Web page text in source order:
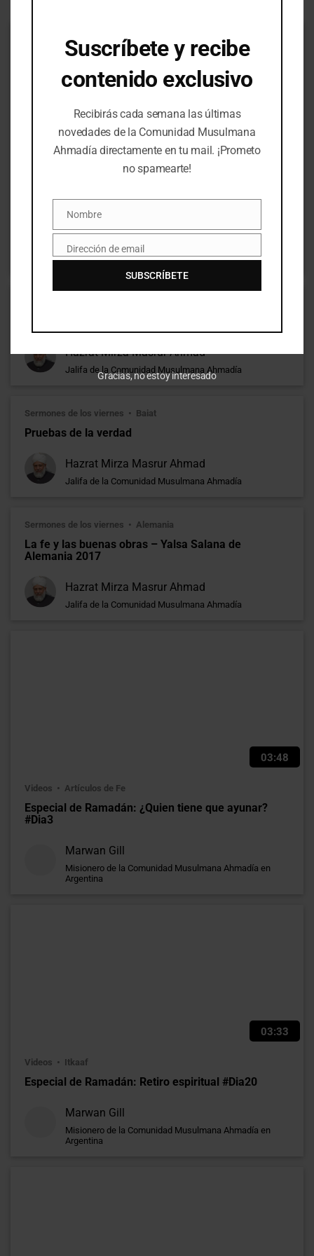
Sacrificio – un prequisito para encontrar el amor de
Jalifa de la Comunidad Musulmana Ahmadía
Hazrat Mirza Masrur Ahmad
Jalifa de la Comunidad Musulmana Ahmadía
Sermones de los viernes Baiat
Pruebas de la verdad
Hazrat Mirza Masrur Ahmad
Jalifa de la Comunidad Musulmana Ahmadía
Sermones de los viernes Alemania
La fe y las buenas obras – Yalsa Salana de
Alemania 2017
Hazrat Mirza Masrur Ahmad
Jalifa de la Comunidad Musulmana Ahmadía
03:48
Videos Artículos de Fe
Especial de Ramadán: ¿Quien tiene que ayunar?
#Dia3
Marwan Gill
Misionero de la Comunidad Musulmana Ahmadía en
Argentina
03:33
Videos Itkaaf
Especial de Ramadán: Retiro espiritual #Dia20
Marwan Gill
Misionero de la Comunidad Musulmana Ahmadía en
Argentina
Suscríbete y recibe
contenido exclusivo
Recibirás cada semana las últimas
novedades de la Comunidad Musulmana
Ahmadía directamente en tu mail. ¡Prometo
no spamearte!
Nombre
Nombre
EmailDirección de email
SUBSCRÍBETE
Gracias, no estoy interesado